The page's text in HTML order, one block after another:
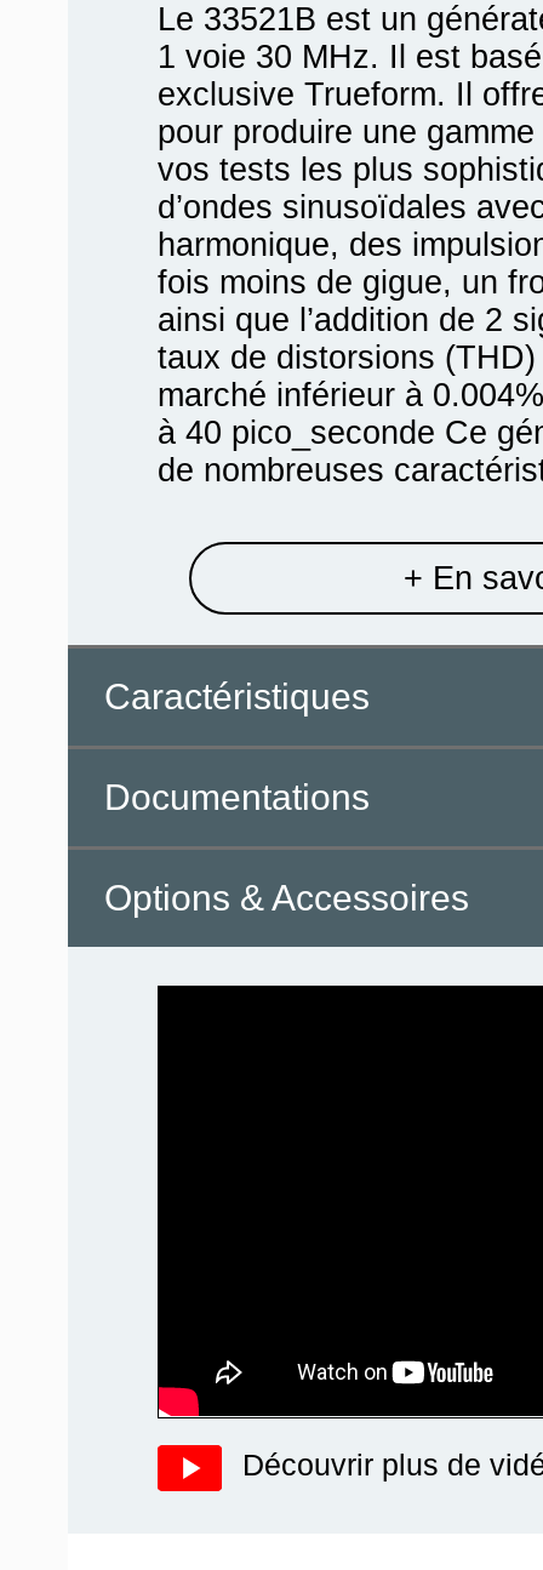
Le 33521B est un
1 voie 30 MHz. Il est
exclusive Trueform. Il
pour produire une
vos tests les plus
d’ondes sinusoïdales
harmonique, des
fois moins de gigue, un
ainsi que l’addition de 2
taux de distorsions
marché inférieur à
à 40 pico_seconde Ce
de nombreuses
+ En
Caractéristiques
Documentations
Options & Accessoires
Découvrir plus de